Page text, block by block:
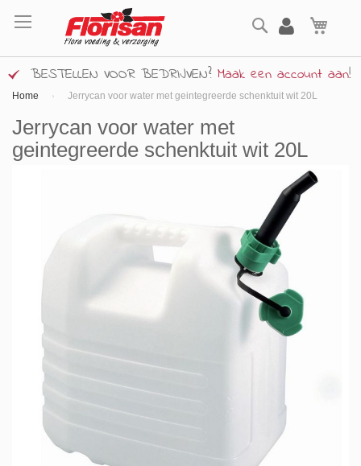
naar
inhoud
Zoek
BESTELLEN VOOR BEDRIJVEN? Maak een account aan!
Home Jerrycan voor water met geintegreerde schenktuit wit 20L
Jerrycan voor water met
geintegreerde schenktuit wit 20L
afbeeldingen-